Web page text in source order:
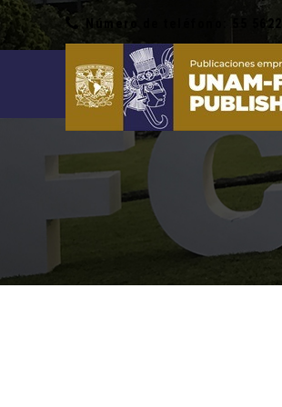
Número de teléfono: 55 5622